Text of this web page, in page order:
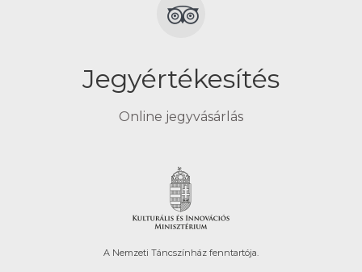
Jegyértékesítés
Online jegyvásárlás
A Nemzeti Táncszínház fenntartója.